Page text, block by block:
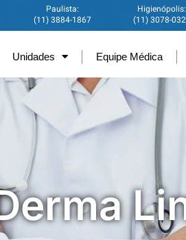
Paulista:
(11) 3884-1867
Higienópolis:
(11) 3078-
Unidades Equipe Médica